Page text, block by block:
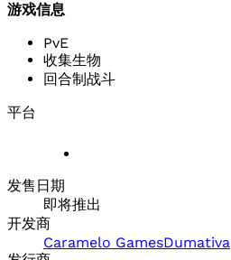
游戏信息
PvE
收集生物
回合制战斗
平台
发售日期
即将推出
开发商
Caramelo GamesDumativa